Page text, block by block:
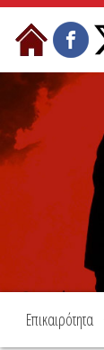
Skip to Content
Επικαιρότητα